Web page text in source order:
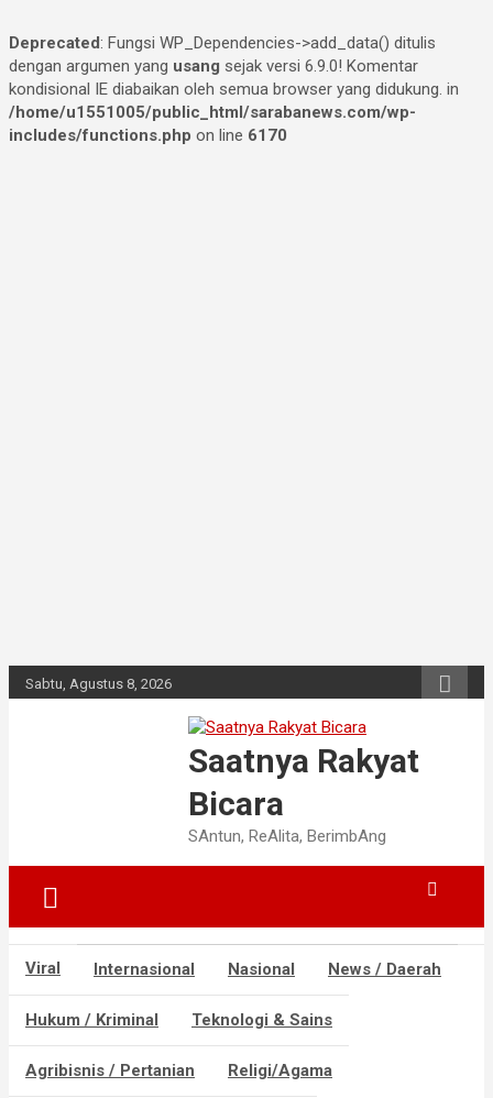
Deprecated: Fungsi WP_Dependencies->add_data() ditulis
dengan argumen yang usang sejak versi 6.9.0! Komentar
kondisional IE diabaikan oleh semua browser yang didukung. in
/home/u1551005/public_html/sarabanews.com/wp-
includes/functions.php on line 6170
Sabtu, Agustus 8, 2026
Saatnya Rakyat
Bicara
SAntun, ReAlita, BerimbAng
Viral Internasional Nasional News / Daerah
Hukum / Kriminal Teknologi & Sains
Agribisnis / Pertanian Religi/Agama